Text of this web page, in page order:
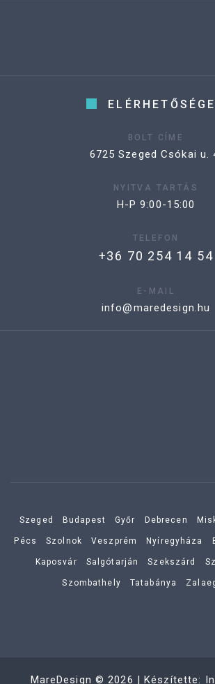
BOLT CÍME
6725 Szeged Csókai u.
NYITVA TARTÁS
H-P 9:00-15:00
TELEFON
+36 70 254 14 54
E-MAIL
info@maredesign.hu
Szeged Budapest Győr Debrecen
Pécs Szolnok Veszprém Nyíregyháza
Kaposvár Salgótarján Szekszárd
Szombathely Tatabánya
MareDesign ©2026 | Készítette: